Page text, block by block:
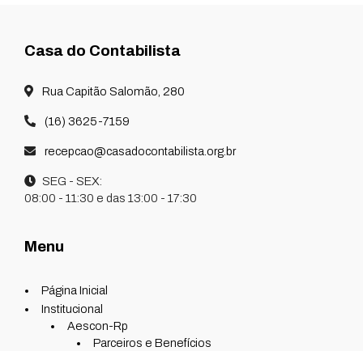
Casa do Contabilista
Rua Capitão Salomão, 280
(16) 3625-7159
recepcao@casadocontabilista.org.br
SEG - SEX:
08:00 - 11:30 e das 13:00 - 17:30
Menu
Página Inicial
Institucional
Aescon-Rp
Parceiros e Benefícios